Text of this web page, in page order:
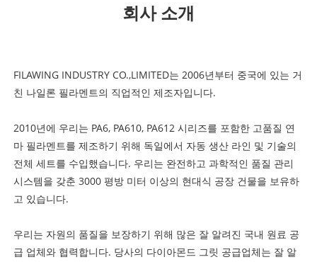
회사 소개
FILAWING INDUSTRY CO.,LIMITED는 2006년부터 중국에 있는 거
친 나일론 필라멘트의 직업적인 제조자입니다.
2010년에 우리는 PA6, PA610, PA612 시리즈를 포함한 고품질 연
마 필라멘트를 제조하기 위해 독일에서 자동 생산 라인 및 기술의
전체 세트를 수입했습니다. 우리는 완전하고 과학적인 품질 관리
시스템을 갖춘 3000 평방 미터 이상의 현대식 공장 건물을 보유하
고 있습니다.
우리는 자원의 품질을 보장하기 위해 많은 잘 알려진 국내 원료 공
급 업체와 협력합니다. 당사의 다이아몬드 그릿 공급업체는 잘 알